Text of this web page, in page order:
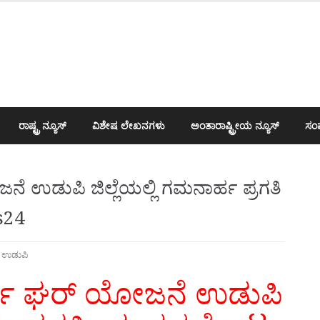
ರಾಷ್ಟ್ರ ನ್ಯೂಸ್ ವಿಶೇಷ ಲೇಖನಗಳು ಅಂತಾರಾಷ್ಟ್ರೀಯ ನ್ಯೂಸ್
ಉಡುಪಿ ಜಿಲ್ಲೆಯಲ್ಲಿ ಗಮನಾರ್ಹ ಪ್ರಗತಿ
ಉಡುಪಿ
ಘರ್ ಯೋಜನೆ ಉಡುಪಿ